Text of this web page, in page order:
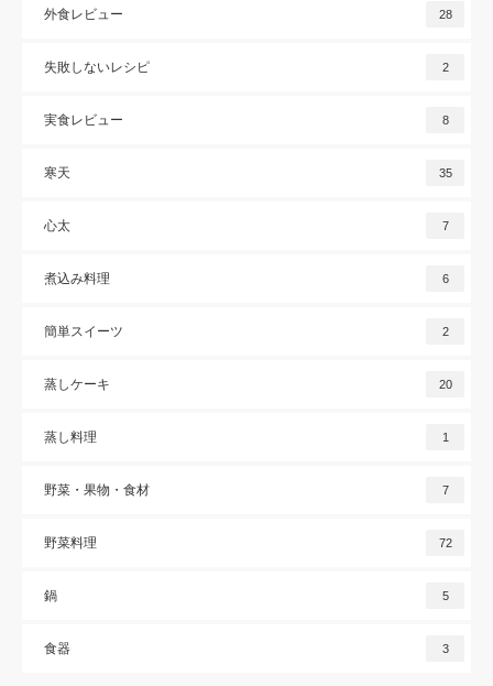
外食レビュー 28
失敗しないレシピ 2
実食レビュー 8
寒天 35
心太 7
煮込み料理 6
簡単スイーツ 2
蒸しケーキ 20
蒸し料理 1
野菜・果物・食材 7
野菜料理 72
鍋 5
食器 3